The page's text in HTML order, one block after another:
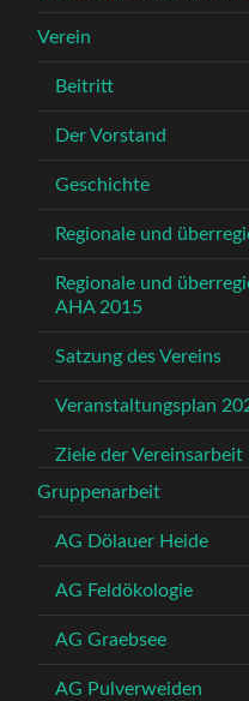
Verein
Beitritt
Der Vorstand
Geschichte
Regionale und
Regionale und
AHA 2015
Satzung des Vereins
Veranstaltungsplan
Ziele der Vereinsarbeit
Gruppenarbeit
AG Dölauer Heide
AG Feldökologie
AG Graebsee
AG Pulverweiden